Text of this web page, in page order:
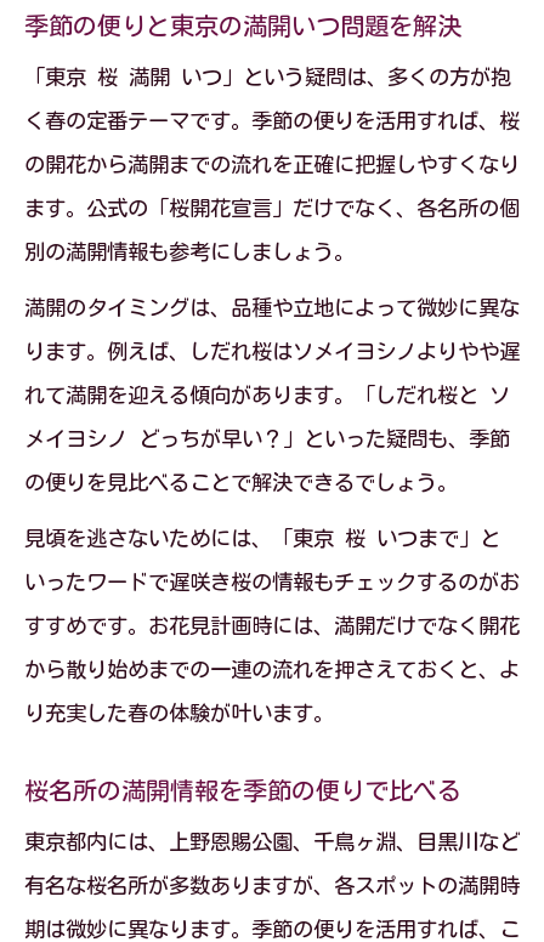
季節の便りと東京の満開いつ問題を解決
「東京 桜 満開 いつ」という疑問は、多くの方が抱
く春の定番テーマです。季節の便りを活用すれば、桜
の開花から満開までの流れを正確に把握しやすくなり
ます。公式の「桜開花宣言」だけでなく、各名所の個
別の満開情報も参考にしましょう。
満開のタイミングは、品種や立地によって微妙に異な
ります。例えば、しだれ桜はソメイヨシノよりやや遅
れて満開を迎える傾向があります。「しだれ桜と ソ
メイヨシノ どっちが早い？」といった疑問も、季節
の便りを見比べることで解決できるでしょう。
見頃を逃さないためには、「東京 桜 いつまで」と
いったワードで遅咲き桜の情報もチェックするのがお
すすめです。お花見計画時には、満開だけでなく開花
から散り始めまでの一連の流れを押さえておくと、よ
り充実した春の体験が叶います。
桜名所の満開情報を季節の便りで比べる
東京都内には、上野恩賜公園、千鳥ヶ淵、目黒川など
有名な桜名所が多数ありますが、各スポットの満開時
期は微妙に異なります。季節の便りを活用すれば、こ